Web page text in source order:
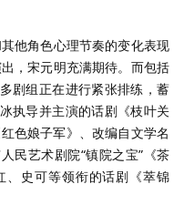
他角色心理节奏的变化表现
，宋元明充满期待。而包括
剧组正在进行紧张排练，蓄
执导并主演的话剧《枝叶关
色娘子军》、改编自文学名
民艺术剧院“镇院之宝”《茶
、史可等领衔的话剧《萃锦